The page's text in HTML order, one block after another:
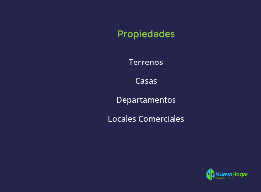
Propiedades
Terrenos
Casas
Departamentos
Locales Comerciales